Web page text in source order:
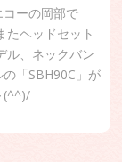
ーの岡部で
たヘッドセット
ル、ネックバン
の「SBH90C」が
(^^)/